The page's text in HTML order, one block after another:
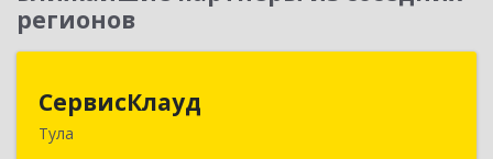
регионов
СервисКлауд
Тула
300028, Тульская обл, Тула г, Болдина ул, дом №